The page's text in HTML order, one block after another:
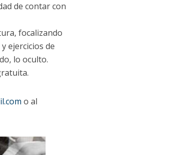
de contar con
focalizando
ejercicios de
lo oculto.
o al